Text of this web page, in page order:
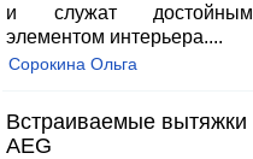
и служат достойным
элементом интерьера....
Сорокина Ольга
Встраиваемые вытяжки
AEG